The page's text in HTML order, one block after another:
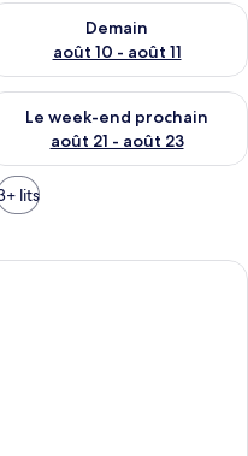
août 9 - août 10
Demain
août 10 - août 11
la disponibilité pour
end août 14 - août 16
Le week-end prochain
août 21 - août 23
la disponibilité pour
lits
chambre à coucher